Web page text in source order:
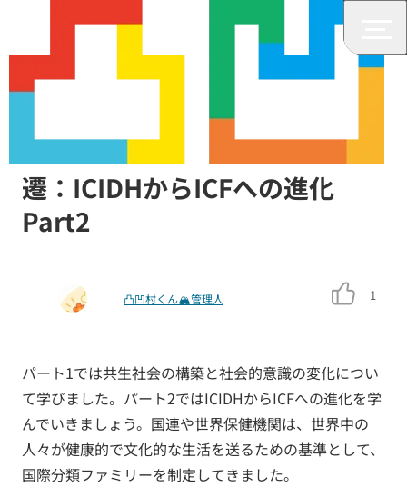
過去から現代への障がい観の変
遷：ICIDHからICFへの進化
Part2
凸凹村くん🏔管理人 1
パート1では共生社会の構築と社会的意識の変化につい
て学びました。パート2ではICIDHからICFへの進化を学
んでいきましょう。国連や世界保健機関は、世界中の
人々が健康的で文化的な生活を送るための基準として、
国際分類ファミリーを制定してきました。